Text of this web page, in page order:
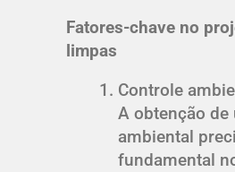
Fatores-chave no
limpas
Controle
A obtenção
ambiental
fundamental